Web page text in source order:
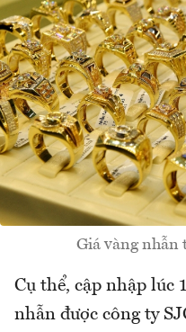
Giá vàng nhẫn
Cụ thể, cập nhập lúc
nhẫn được công ty